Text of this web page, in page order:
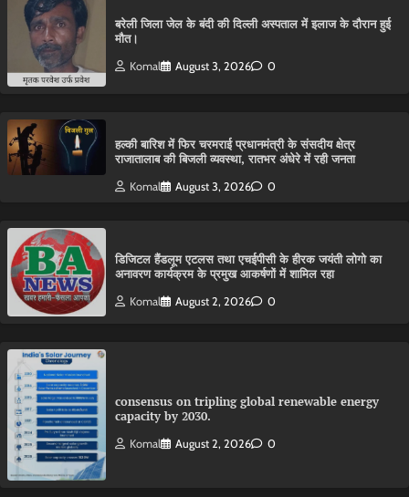
बरेली जिला जेल के बंदी की दिल्ली अस्पताल में इलाज के दौरान हुई
मौत।
Komal August 3, 2026 0
हल्की बारिश में फिर चरमराई प्रधानमंत्री के संसदीय क्षेत्र
राजातालाब की बिजली व्यवस्था, रातभर अंधेरे में रही जनता
Komal August 3, 2026 0
डिजिटल हैंडलूम एटलस तथा एचईपीसी के हीरक जयंती लोगो का
अनावरण कार्यक्रम के प्रमुख आकर्षणों में शामिल रहा
Komal August 2, 2026 0
consensus on tripling global renewable energy
capacity by 2030.
Komal August 2, 2026 0